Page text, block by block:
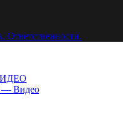
Ответственности.
— Видео